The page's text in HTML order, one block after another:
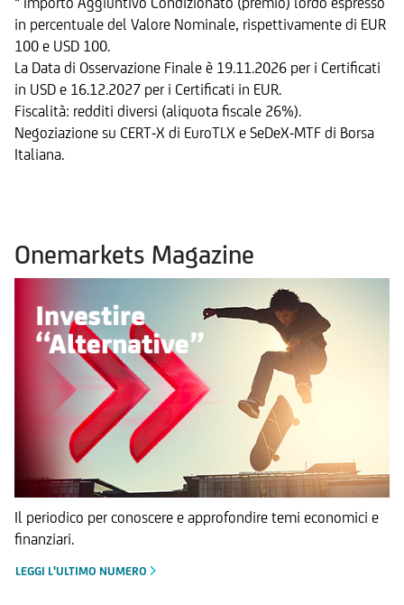
in percentuale del Valore Nominale, rispettivamente di EUR
100 e USD 100.
La Data di Osservazione Finale è 19.11.2026 per i Certificati
in USD e 16.12.2027 per i Certificati in EUR.
Fiscalità: redditi diversi (aliquota fiscale 26%).
Negoziazione su CERT-X di EuroTLX e SeDeX-MTF di Borsa
Italiana.
Onemarkets Magazine
Il periodico per conoscere e approfondire temi economici e
finanziari.
LEGGI L'ULTIMO NUMERO